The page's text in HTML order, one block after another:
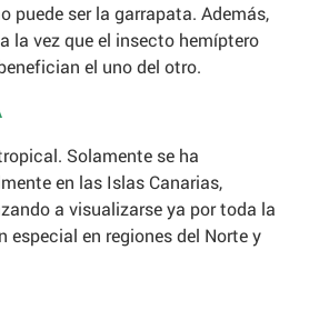
puede ser la garrapata. Además,
la vez que el insecto hemíptero
el uno del otro.
Solamente se ha
en las Islas Canarias,
a visualizarse ya por toda la
especial en regiones del Norte y